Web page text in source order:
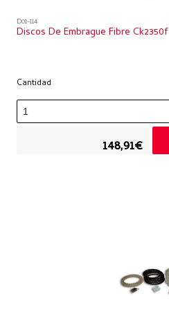
D01-114
Discos De Embrague Fibre Ck2350f
Cantidad
148,91€